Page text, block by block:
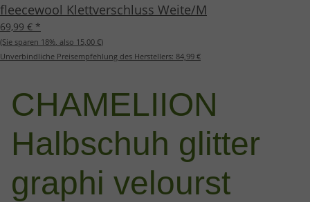
fleecewool Klettverschluss Weite/M
69,99 € *
(Sie sparen 18%, also 15,00 €)
Unverbindliche Preisempfehlung des Herstellers: 84,99 €
CHAMELIION
Halbschuh glitter
graphi velourst